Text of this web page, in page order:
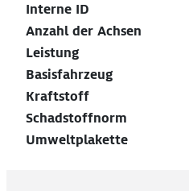
Interne ID
Anzahl der Achsen
Leistung
Basisfahrzeug
Kraftstoff
Schadstoffnorm
Umweltplakette